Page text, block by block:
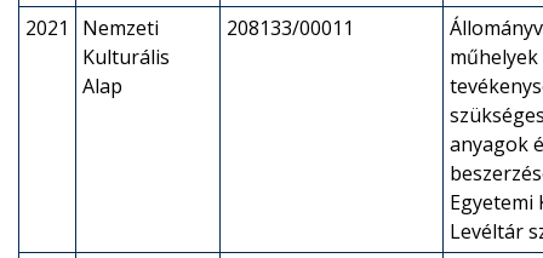
2021
Nemzeti
Kulturális
Alap
208133/00011
műhelyek
anyagok
Egyetemi
Levéltár